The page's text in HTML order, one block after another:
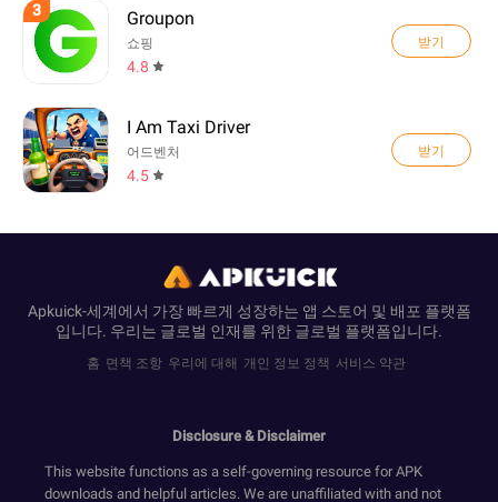
3 Groupon
쇼핑
4.8
받기
I Am Taxi Driver
어드벤처
4.5
받기
Apkuick-세계에서 가장 빠르게 성장하는 앱 스토어 및 배포 플랫폼
입니다. 우리는 글로벌 인재를 위한 글로벌 플랫폼입니다.
홈 면책 조항 우리에 대해 개인 정보 정책 서비스 약관
Disclosure & Disclaimer
This website functions as a self-governing resource for APK
downloads and helpful articles. We are unaffiliated with and not